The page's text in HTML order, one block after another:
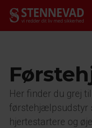
Her finder du grej
førstehjælpsudstyr
hjertestartere og